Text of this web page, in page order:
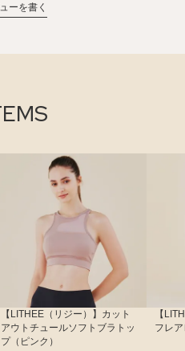
ーを書く
【LITHEE（リジー）】カット
アウトチュールソフトブラトッ
プ（ピンク）
【
フレ